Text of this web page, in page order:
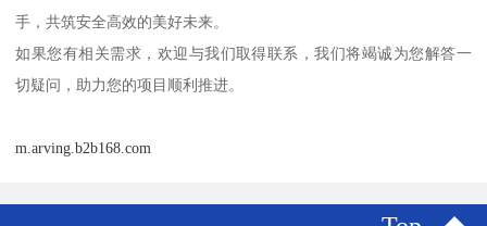
手，共筑安全高效的美好未来。
如果您有相关需求，欢迎与我们取得联系，我们将竭诚为您解答一
切疑问，助力您的项目顺利推进。
m.arving.b2b168.com